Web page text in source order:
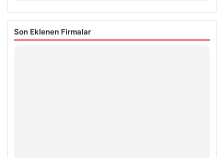
Son Eklenen Firmalar